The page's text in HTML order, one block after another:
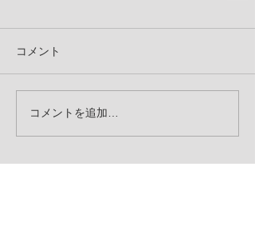
コメント
コメントを追加…